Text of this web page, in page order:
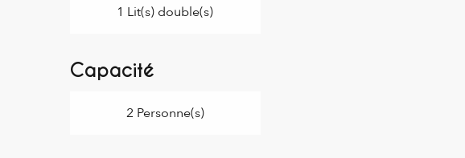
1 Lit(s) double(s)
Capacité
2 Personne(s)